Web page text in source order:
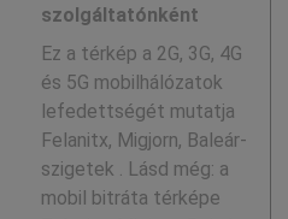
szolgáltatónként
Ez a térkép a 2G, 3G, 4G
és 5G mobilhálózatok
lefedettségét mutatja
Felanitx, Migjorn, Baleár-
szigetek . Lásd még: a
mobil bitráta térképe